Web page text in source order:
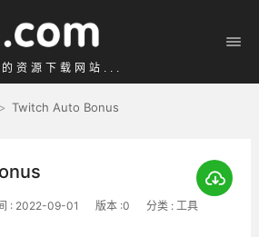
资源下载网站...
> Twitch Auto Bonus
: 2022-09-01 版本 :0 分类 : 工具